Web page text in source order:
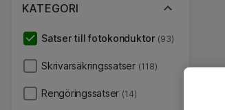
KATEGORI
Satser till fotokonduktor (93)
Skrivarsäkringssatser (118)
Rengöringssatser (14)